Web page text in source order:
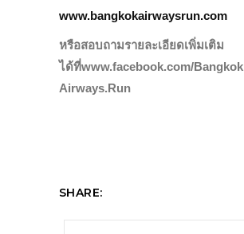
www.bangkokairwaysrun.com
หรือสอบถามรายละเอียดเพิ่มเติม
ได้ที่www.facebook.com/Bangkok
Airways.Run
SHARE: